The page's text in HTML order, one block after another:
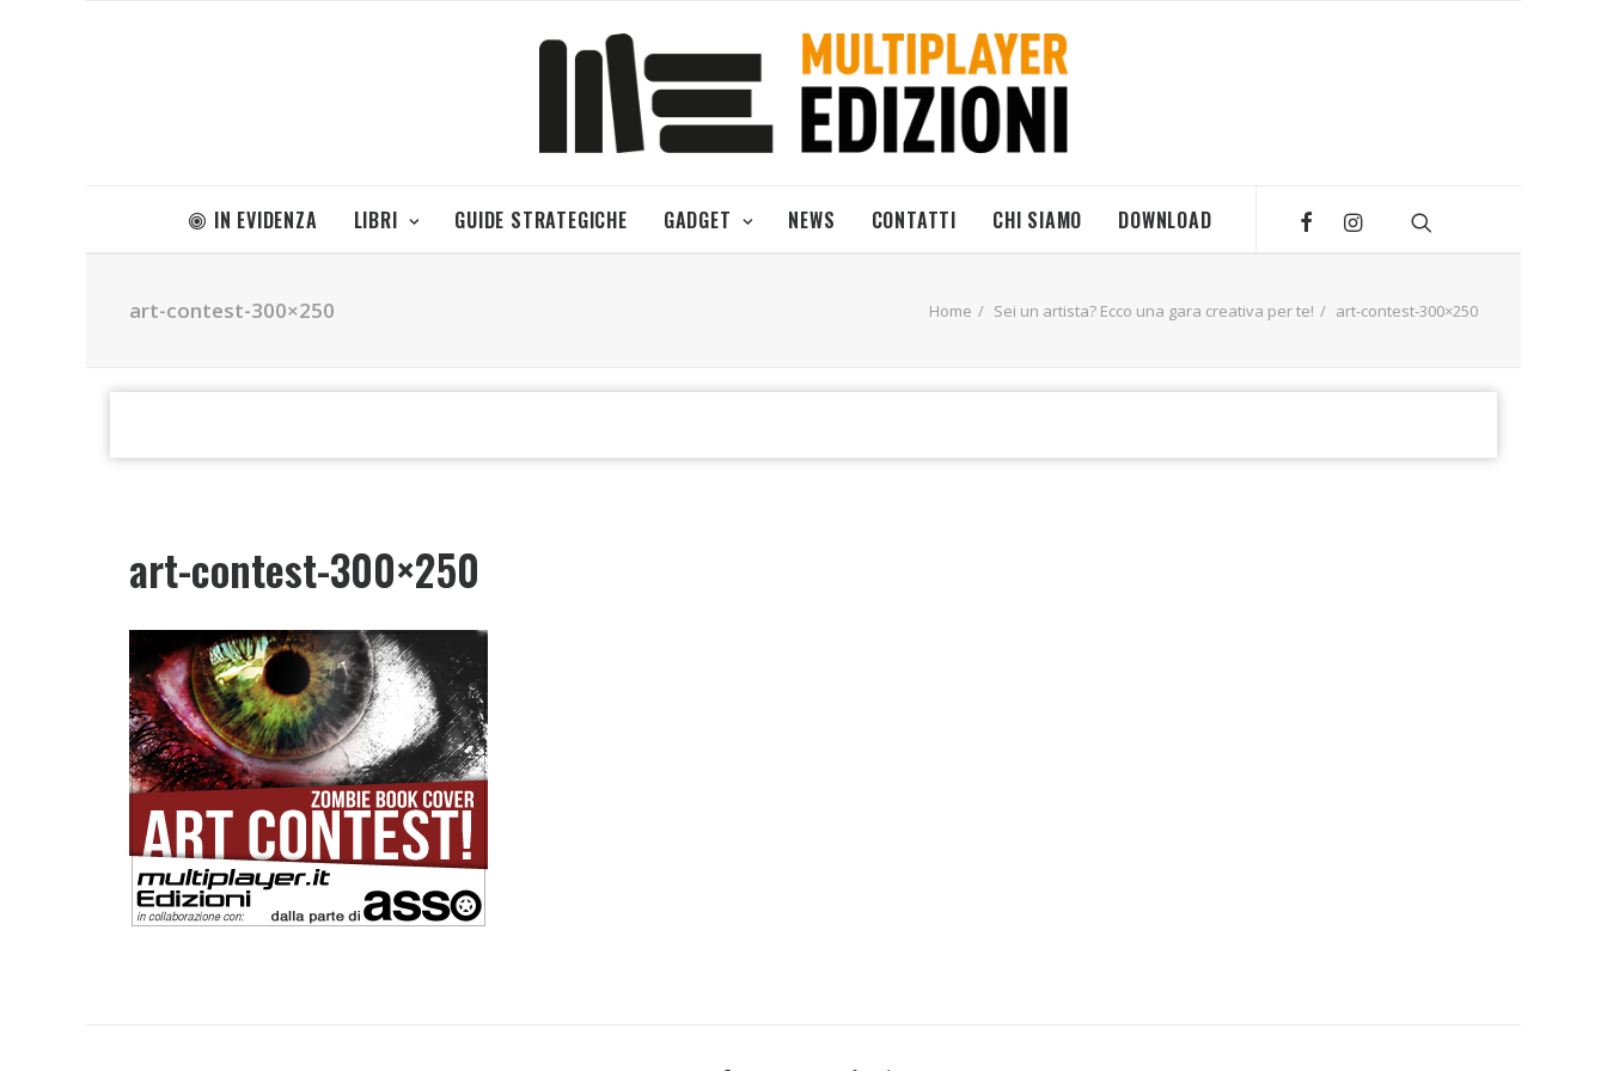
IN EVIDENZA LIBRI GUIDE STRATEGICHE GADGET NEWS CONTATTI CHI SIAMO DOWNLOAD
art-contest-300×250 Home Sei un artista? Ecco una gara creativa per te! art-contest-300×250
art-contest-300×250